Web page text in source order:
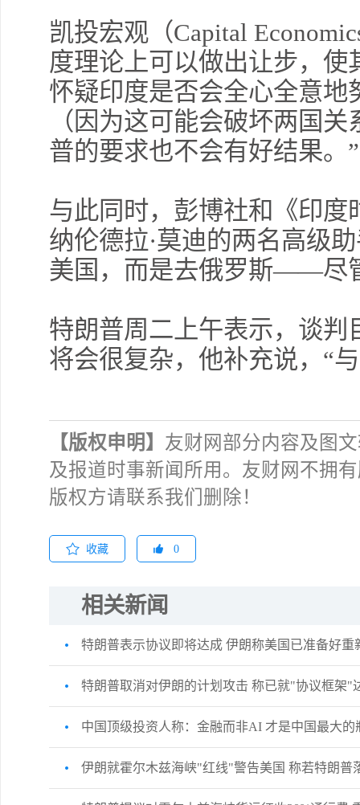
凯投宏观（Capital
度理论上可以做出让步，使
怀疑印度是否会全心全意
（因为这可能会破坏两国
普的要求也不会有好结果。”
与此同时，彭博社和《印
纳伦德拉·莫迪的两名高级
美国，而是去俄罗斯——尽
特朗普周二上午表示，谈
将会很复杂，他补充说，“
【版权申明】 友财网部分内容及图
及报道时事新闻所用。友财网不拥
版权方请联系我们删除！
收藏 0
相关新闻
特朗普表示协议即将达成 伊朗称美国已准备好重
特朗普取消对伊朗的计划攻击 称已就"协议框架"
中国顶级投资人称：金融而非AI 才是中国最大的
伊朗就霍尔木兹海峡"红线"警告美国 称若特朗普